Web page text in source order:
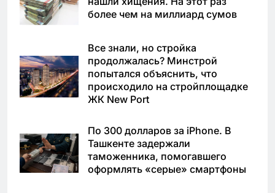
более чем на миллиард сумов
Все знали, но стройка
продолжалась? Минстрой
попытался объяснить, что
происходило на стройплощадке
ЖК New Port
По 300 долларов за iPhone. В
Ташкенте задержали
таможенника, помогавшего
оформлять «серые» смартфоны